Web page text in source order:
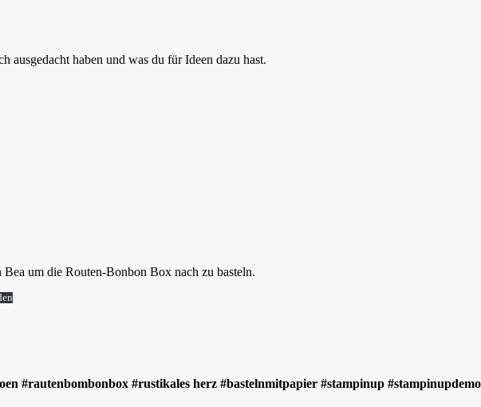
ausgedacht haben und was du für Ideen dazu hast.
um die Routen-Bonbon Box nach zu basteln.
#rautenbombonbox #rustikales herz #bastelnmitpapier #stampinup